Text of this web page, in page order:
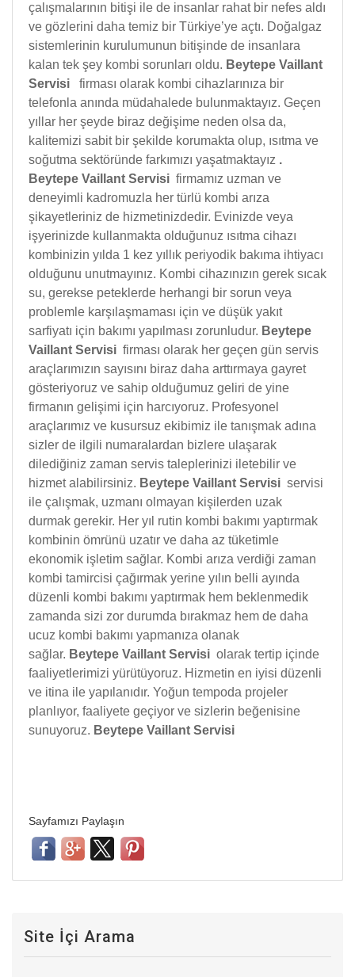
çalışmalarının bitişi ile de insanlar rahat bir nefes aldı
ve gözlerini daha temiz bir Türkiye’ye açtı. Doğalgaz
sistemlerinin kurulumunun bitişinde de insanlara
kalan tek şey kombi sorunları oldu. Beytepe Vaillant
Servisi firması olarak kombi cihazlarınıza bir
telefonla anında müdahalede bulunmaktayız. Geçen
yıllar her şeyde biraz değişime neden olsa da,
kalitemizi sabit bir şekilde korumakta olup, ısıtma ve
soğutma sektöründe farkımızı yaşatmaktayız .
Beytepe Vaillant Servisi firmamız uzman ve
deneyimli kadromuzla her türlü kombi arıza
şikayetleriniz de hizmetinizdedir. Evinizde veya
işyerinizde kullanmakta olduğunuz ısıtma cihazı
kombinizin yılda 1 kez yıllık periyodik bakıma ihtiyacı
olduğunu unutmayınız. Kombi cihazınızın gerek sıcak
su, gerekse peteklerde herhangi bir sorun veya
problemle karşılaşmaması için ve düşük yakıt
sarfiyatı için bakımı yapılması zorunludur. Beytepe
Vaillant Servisi firması olarak her geçen gün servis
araçlarımızın sayısını biraz daha arttırmaya gayret
gösteriyoruz ve sahip olduğumuz geliri de yine
firmanın gelişimi için harcıyoruz. Profesyonel
araçlarımız ve kusursuz ekibimiz ile tanışmak adına
sizler de ilgili numaralardan bizlere ulaşarak
dilediğiniz zaman servis taleplerinizi iletebilir ve
hizmet alabilirsiniz. Beytepe Vaillant Servisi servisi
ile çalışmak, uzmanı olmayan kişilerden uzak
durmak gerekir. Her yıl rutin kombi bakımı yaptırmak
kombinin ömrünü uzatır ve daha az tüketimle
ekonomik işletim sağlar. Kombi arıza verdiği zaman
kombi tamircisi çağırmak yerine yılın belli ayında
düzenli kombi bakımı yaptırmak hem beklenmedik
zamanda sizi zor durumda bırakmaz hem de daha
ucuz kombi bakımı yapmanıza olanak
sağlar. Beytepe Vaillant Servisi olarak tertip içinde
faaliyetlerimizi yürütüyoruz. Hizmetin en iyisi düzenli
ve itina ile yapılanıdır. Yoğun tempoda projeler
planlıyor, faaliyete geçiyor ve sizlerin beğenisine
sunuyoruz. Beytepe Vaillant Servisi
Sayfamızı Paylaşın
Site İçi Arama